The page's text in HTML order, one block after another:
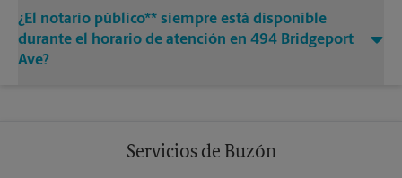
¿El notario público** siempre está disponible
durante el horario de atención en 494 Bridgeport
Ave?
Servicios de Buzón